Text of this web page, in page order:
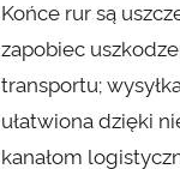
Końce rur są
zapobiec
transportu;
ułatwiona dzięki
kanałom